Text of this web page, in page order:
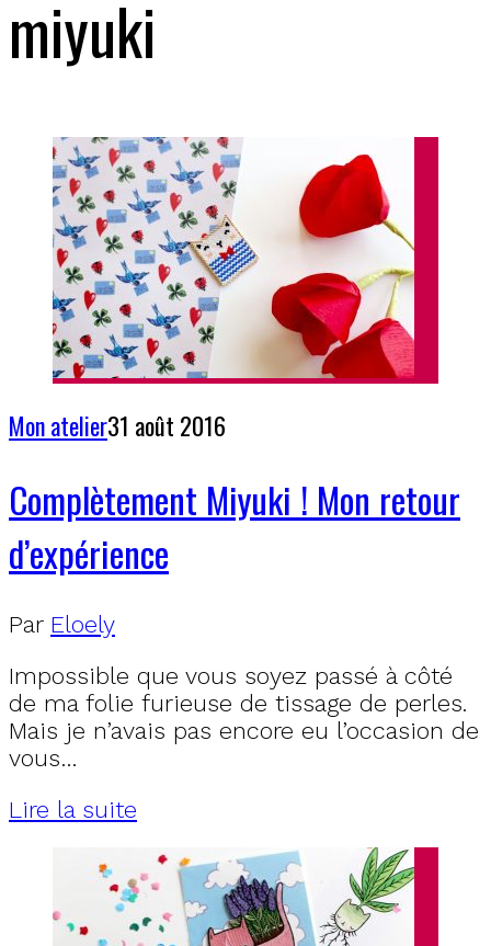
miyuki
Mon atelier31 août 2016
Complètement Miyuki ! Mon retour
d’expérience
Par Eloely
Impossible que vous soyez passé à côté
de ma folie furieuse de tissage de perles.
Mais je n’avais pas encore eu l’occasion de
vous…
Lire la suite